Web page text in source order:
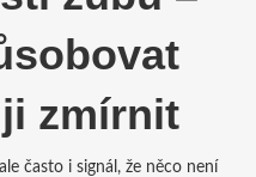
zmírnit
často i signál, že něco není